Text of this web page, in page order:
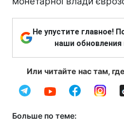
Не упустите главное!
наши обновления
Или читайте нас там,
Больше по теме: